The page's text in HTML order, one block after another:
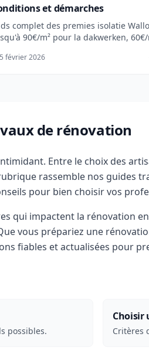
et démarches
complet des premies isolatie
90€/m² pour la dakwerken,
5 février 2026
de rénovation
Entre le choix des
rassemble nos guides
pour bien choisir vos
qui impactent la rénovation
vous prépariez une
fiables et actualisées pour
possibles.
Choisir
Critères